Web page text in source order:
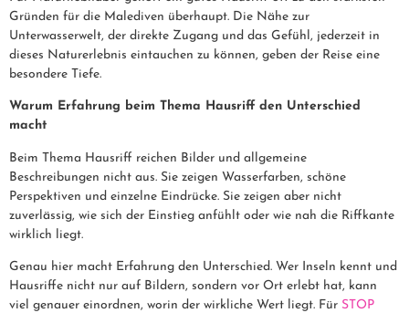
Gründen für die Malediven überhaupt. Die Nähe zur
Unterwasserwelt, der direkte Zugang und das Gefühl, jederzeit in
dieses Naturerlebnis eintauchen zu können, geben der Reise eine
besondere Tiefe.
Warum Erfahrung beim Thema Hausriff den Unterschied
macht
Beim Thema Hausriff reichen Bilder und allgemeine
Beschreibungen nicht aus. Sie zeigen Wasserfarben, schöne
Perspektiven und einzelne Eindrücke. Sie zeigen aber nicht
zuverlässig, wie sich der Einstieg anfühlt oder wie nah die Riffkante
wirklich liegt.
Genau hier macht Erfahrung den Unterschied. Wer Inseln kennt und
Hausriffe nicht nur auf Bildern, sondern vor Ort erlebt hat, kann
viel genauer einordnen, worin der wirkliche Wert liegt. Für STOP